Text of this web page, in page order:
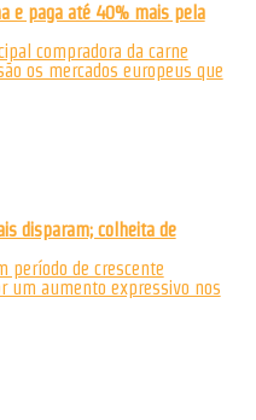
e paga até 40% mais pela
compradora da carne
os mercados europeus que
disparam; colheita de
período de crescente
um aumento expressivo nos